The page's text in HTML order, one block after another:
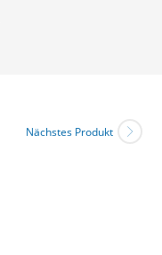
Nächstes Produkt